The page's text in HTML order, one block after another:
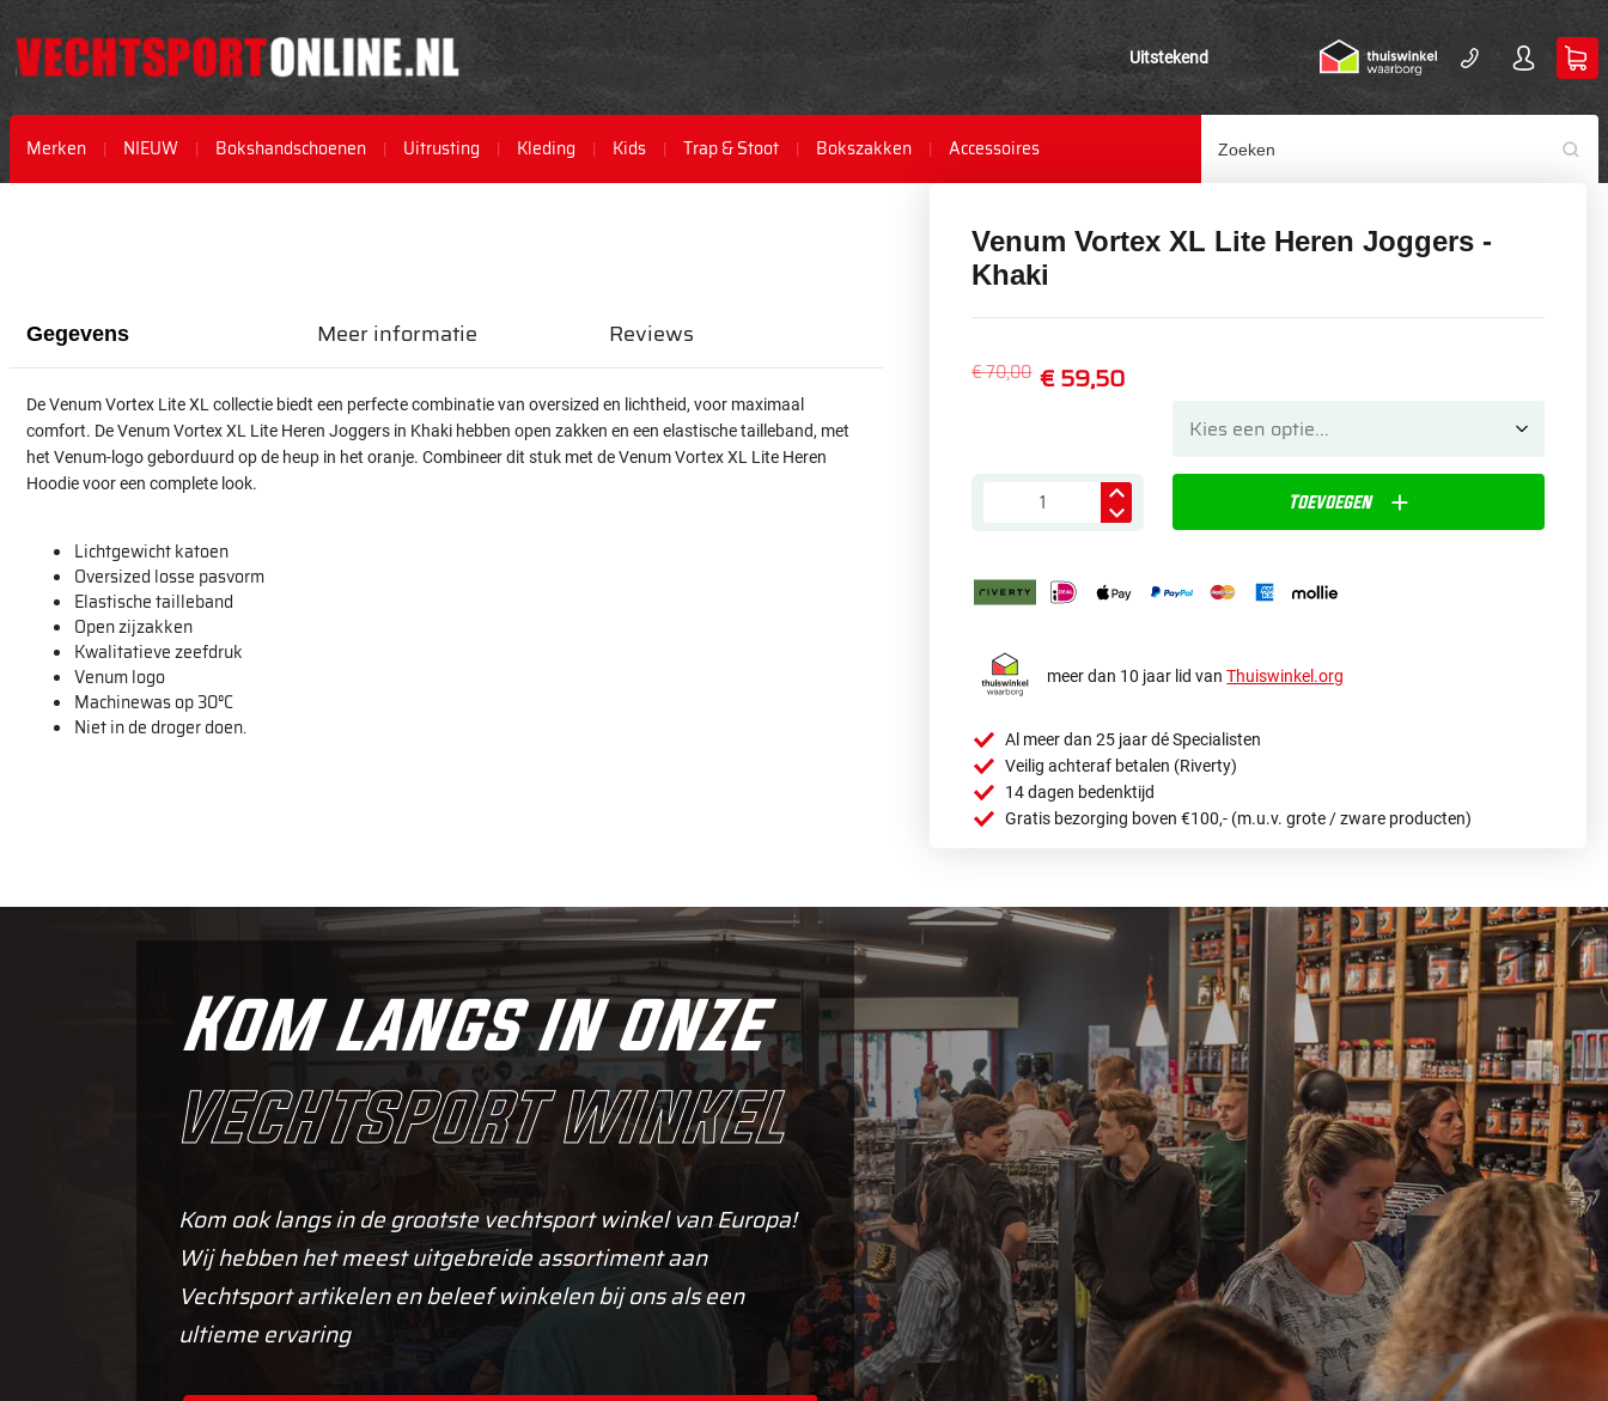
Uitstekend
Merken NIEUW Bokshandschoenen Uitrusting Kleding Kids Trap & Stoot Bokszakken Accessoires
afbeeldingen-
gallerij
afbeeldingen-
gallerij
Venum Vortex XL Lite Heren Joggers -
Khaki
€ 59,50
€ 70,00
Toevoegen
meer dan 10 jaar lid vanThuiswinkel.org
Al meer dan 25 jaar dé Specialisten
Veilig achteraf betalen (Riverty)
14 dagen bedenktijd
Gratis bezorging boven €100,- (m.u.v. grote / zware producten)
Gegevens
De Venum Vortex Lite XL collectie biedt een perfecte combinatie van oversized en lichtheid, voor maximaal
comfort. De Venum Vortex XL Lite Heren Joggers in Khaki hebben open zakken en een elastische tailleband, met
het Venum-logo geborduurd op de heup in het oranje. Combineer dit stuk met de Venum Vortex XL Lite Heren
Hoodie voor een complete look.
Lichtgewicht katoen
Oversized losse pasvorm
Elastische tailleband
Open zijzakken
Kwalitatieve zeefdruk
Venum logo
Machinewas op 30°C
Niet in de droger doen.
Meer informatie Reviews
Kom langs in onze
vechtsport winkel
Kom ook langs in de grootste vechtsport winkel van Europa!
Wij hebben het meest uitgebreide assortiment aan
Vechtsport artikelen en beleef winkelen bij ons als een
ultieme ervaring